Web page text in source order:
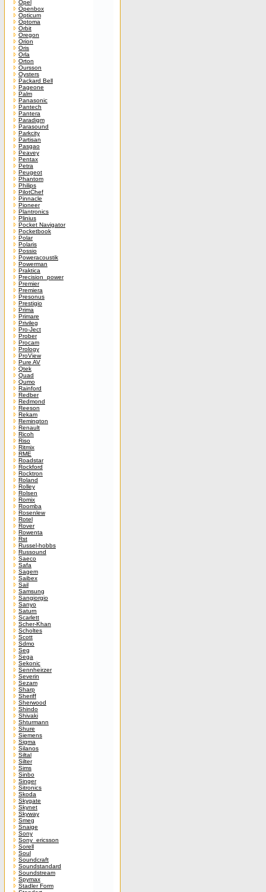
Opel
Openbox
Opticum
Optoma
Orbit
Oregon
Orion
Oris
Orla
Orton
Oursson
Oysters
Packard Bell
Pageone
Palm
Panasonic
Pantech
Pantera
Paradigm
Parasound
Parkcity
Partisan
Pasgao
Peavey
Pentax
Petra
Peugeot
Phantom
Philips
PilotChef
Pinnacle
Pioneer
Plantronics
Plinius
Pocket Navigator
Pocketbook
Polar
Polaris
Possio
Poweracoustik
Powerman
Praktica
Precision_power
Premier
Premiera
Presonus
Prestigio
Prima
Primare
Privileg
Pro-Ject
Prober
Procam
Prology
ProView
Pure AV
Qtek
Quad
Qumo
Rainford
Redber
Redmond
Reeson
Rekam
Remington
Renault
Ricoh
Riso
Ritmix
RME
Roadstar
Rockford
Rocktron
Roland
Rolley
Rolsen
Romix
Roomba
Rosenlew
Rotel
Rover
Rowenta
Rst
Russel-hobbs
Russound
Saeco
Safa
Sagem
Saibex
Sail
Samsung
Sangiorgio
Sanyo
Saturn
Scarlett
Scher-Khan
Scholtes
Scott
Sdmo
Seg
Sega
Sekonic
Sennheirzer
Severin
Sezam
Sharp
Sheriff
Sherwood
Shindo
Shivaki
Shturmann
Shure
Siemens
Sigma
Silanos
Siltal
Silter
Sims
Sinbo
Singer
Sitronics
Skoda
Skygate
Skynet
Skyway
Smeg
Snaige
Sony
Sony_ericsson
Sorell
Soul
Soundcraft
Soundstandard
Soundstream
Spymax
Stadler Form